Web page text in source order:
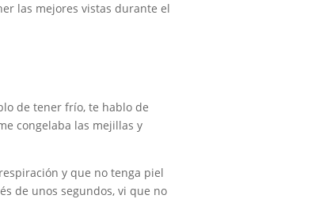
las mejores vistas durante el
de tener frío, te hablo de
congelaba las mejillas y
y que no tenga piel
de unos segundos, vi que no